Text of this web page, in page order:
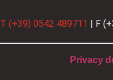
T (+39) 0542 489711 | F
Privacy